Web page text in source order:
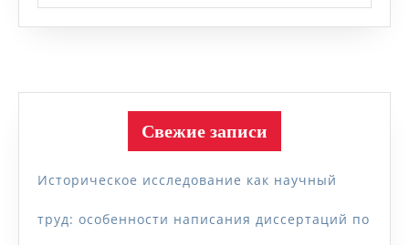
Свежие записи
Историческое исследование как научный
труд: особенности написания диссертаций по